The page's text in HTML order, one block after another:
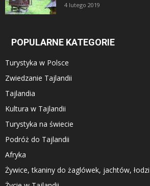
4 lutego 2019
POPULARNE KATEGORIE
Turystyka w Polsce
Zwiedzanie Tajlandii
Tajlandia
Kultura w Tajlandii
Turystyka na świecie
Podróż do Tajlandii
Afryka
Żywice, tkaniny do żaglówek, jachtów, łodzi